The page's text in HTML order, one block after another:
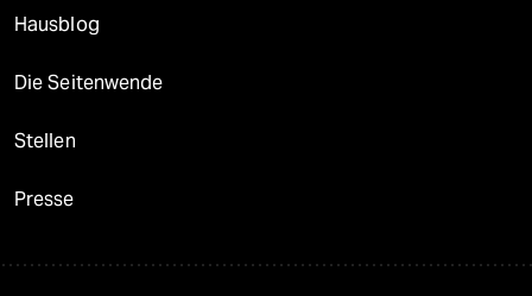
Hausblog
Die Seitenwende
Stellen
Presse